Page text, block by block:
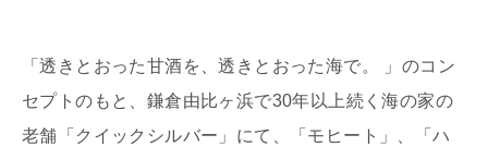
「透きとおった甘酒を、透きとおった海で。 」のコン
セプトのもと、鎌倉由比ヶ浜で30年以上続く海の家の
老舗「クイックシルバー」にて、「モヒート」、「ハ